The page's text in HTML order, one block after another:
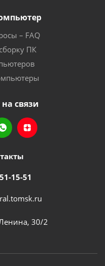
– FAQ
ПК
связи
15-51
30/2